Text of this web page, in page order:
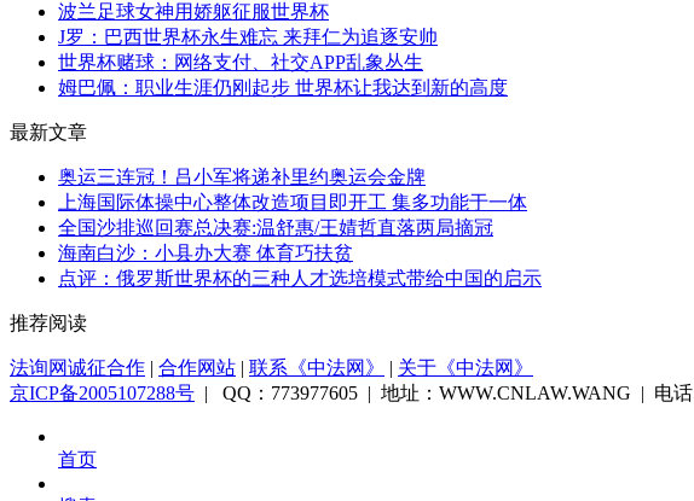
波兰足球女神用娇躯征服世界杯
J罗：巴西世界杯永生难忘 来拜仁为追逐安帅
世界杯赌球：网络支付、社交APP乱象丛生
姆巴佩：职业生涯仍刚起步 世界杯让我达到新的高度
最新文章
奥运三连冠！吕小军将递补里约奥运会金牌
上海国际体操中心整体改造项目即开工 集多功能于一体
全国沙排巡回赛总决赛:温舒惠/王婧哲直落两局摘冠
海南白沙：小县办大赛 体育巧扶贫
点评：俄罗斯世界杯的三种人才选培模式带给中国的启示
推荐阅读
法询网诚征合作 | 合作网站 | 联系《中法网》 | 关于《中法网》
京ICP备2005107288号 | QQ：773977605 | 地址：WWW.CNLAW.WANG | 电话
首页